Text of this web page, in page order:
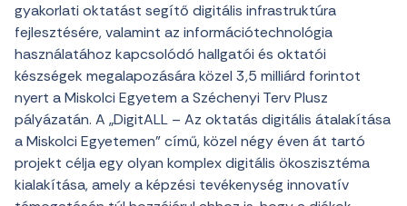
gyakorlati oktatást segítő digitális infrastruktúra
fejlesztésére, valamint az információtechnológia
használatához kapcsolódó hallgatói és oktatói
készségek megalapozására közel 3,5 milliárd forintot
nyert a Miskolci Egyetem a Széchenyi Terv Plusz
pályázatán. A „DigitALL – Az oktatás digitális átalakítása
a Miskolci Egyetemen” című, közel négy éven át tartó
projekt célja egy olyan komplex digitális ökoszisztéma
kialakítása, amely a képzési tevékenység innovatív